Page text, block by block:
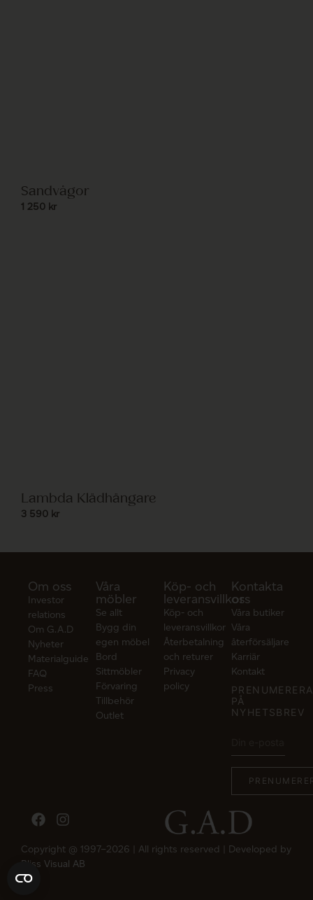
Sandvågor
1 250 kr
Lambda Klädhängare
3 590 kr
Om oss
Investor
relations
Om G.A.D
Nyheter
Materialguide
FAQ
Press
Våra
möbler
Se allt
Bygg din
egen möbel
Bord
Sittmöbler
Förvaring
Tillbehör
Outlet
Köp- och
leveransvillkor
Köp- och
leveransvillkor
Återbetalning
och returer
Privacy
policy
Kontakta
oss
Våra butiker
Våra
återförsäljare
Karriär
Kontakt
PRENUMERERA
PÅ
NYHETSBREV
Copyright @ 1997–2026 | All rights reserved | Developed by
Bliss Visual AB